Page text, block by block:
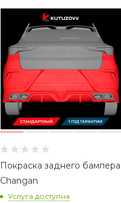
Покраска заднего бампера
Changan
Услуга доступна